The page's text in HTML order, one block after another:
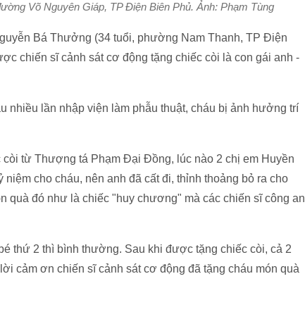
Võ Nguyên Giáp, TP Điện Biên Phủ. Ảnh: Phạm Tùng
Bá Thưởng (34 tuổi, phường Nam Thanh, TP Điện
chiến sĩ cảnh sát cơ động tặng chiếc còi là con gái anh -
nhiều lần nhập viện làm phẫu thuật, cháu bị ảnh hưởng trí
từ Thượng tá Phạm Đại Đồng, lúc nào 2 chị em Huyền
cho cháu, nên anh đã cất đi, thỉnh thoảng bỏ ra cho
quà đó như là chiếc "huy chương" mà các chiến sĩ công an
thứ 2 thì bình thường. Sau khi được tặng chiếc còi, cả 2
cảm ơn chiến sĩ cảnh sát cơ động đã tặng cháu món quà